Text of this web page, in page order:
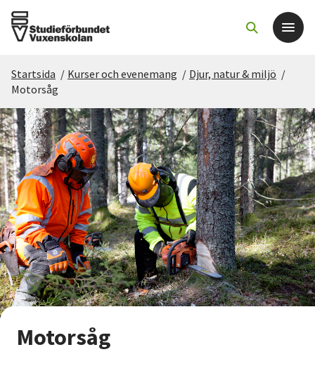
Det här gör vi
För dig som
Sök kurser och evenemang
Om SV
Starta studiecirkel
Cirkelledare
Startsida / Kurser och evenemang / Djur, natur & miljö /
Motorsåg
Motorsåg